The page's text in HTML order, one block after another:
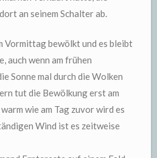
an seinem Schalter ab.
Vormittag bewölkt und es bleibt
auch wenn am frühen
Sonne mal durch die Wolken
tut die Bewölkung erst am
wie am Tag zuvor wird es
Wind ist es zeitweise